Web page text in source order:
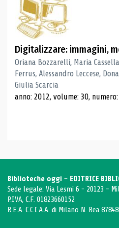
Digitalizzare: immagini,
Oriana Bozzarelli, Maria
Ferrus, Alessandro Leccese,
Giulia Scarcia
anno: 2012, volume: 30,
Biblioteche oggi - EDITRICE
Sede legale: Via Lesmi 6 - 20123 -
P.IVA, C.F. 01823660152
R.E.A. C.C.I.A.A. di Milano N. Rea